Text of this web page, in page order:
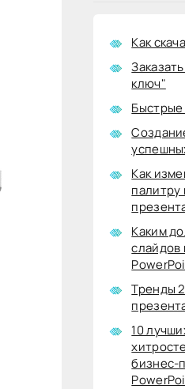
Как
ключ"
Как
палитру
Каким
слайдов
Тренды
10
бизнес-